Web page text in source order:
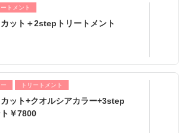
ートメント
カット＋2stepトリートメント
トリートメント
カット+クオルシアカラー+3step
￥7800